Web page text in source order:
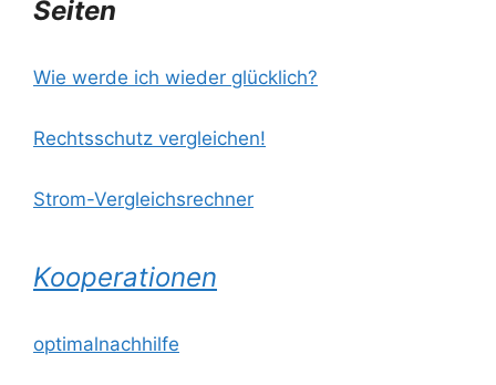
Seiten
Wie werde ich wieder glücklich?
Rechtsschutz vergleichen!
Strom-Vergleichsrechner
Kooperationen
optimalnachhilfe